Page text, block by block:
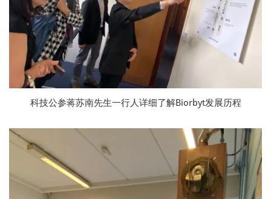
科技公参蒋苏南先生一行人详细了解Biorbyt发展历程